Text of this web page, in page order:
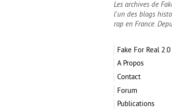
Les archives de
l'un des blogs
rap en France.
Fake For Real 2.0
A Propos
Contact
Forum
Publications